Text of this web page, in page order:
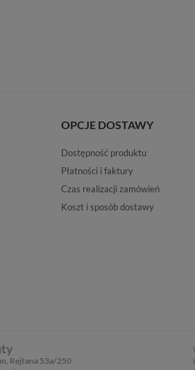
OPCJE DOSTAWY
Dostępność produktu
Płatności i faktury
Czas realizacji zamówień
Koszt i sposób dostawy
Rejtana 53a/250